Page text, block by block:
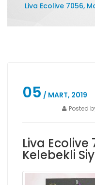
Liva Ecolive 7056,
05 / MART, 2019
Posted
Liva Ecolive
Kelebekli